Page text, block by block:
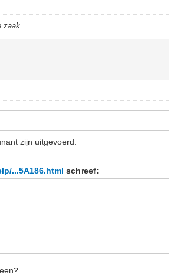
zaak.
zijn uitgevoerd:
...5A186.html schreef: